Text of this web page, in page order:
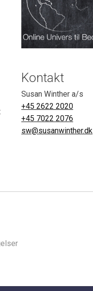
Kontakt
Susan Winther a/s
+45 2622 2020
+45 7022 2076
sw@susanwinther.dk